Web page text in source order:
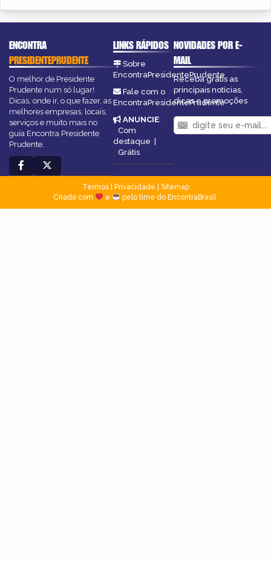
ENCONTRA
PRESIDENTEPRUDENTE
O melhor de Presidente
Prudente num só lugar!
Dicas, onde ir, o que fazer, as
melhores empresas, locais,
serviços e muito mais no
guia Encontra Presidente
Prudente.
LINKS RÁPIDOS
Sobre
EncontraPresidentePrudente
Fale com o
EncontraPresidentePrudente
ANUNCIE:
Com
destaque |
Grátis
NOVIDADES POR E-
MAIL
Receba grátis as
principais notícias,
dicas e promoções
Termos| Privacidade
Sitemap
Criado com
e pelo time do EncontraBrasil